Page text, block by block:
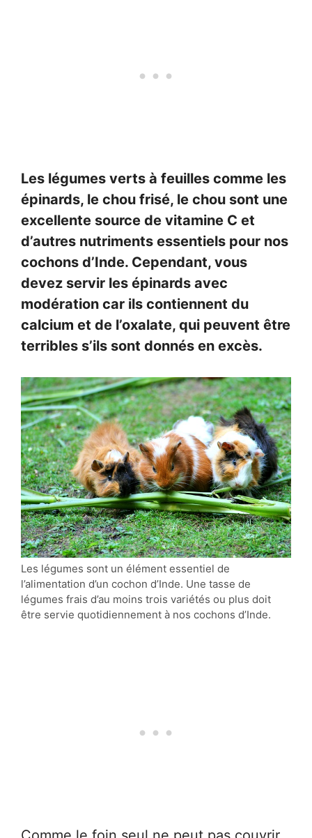
Les légumes verts à feuilles comme les
épinards, le chou frisé, le chou sont une
excellente source de vitamine C et
d’autres nutriments essentiels pour nos
cochons d’Inde. Cependant, vous
devez servir les épinards avec
modération car ils contiennent du
calcium et de l’oxalate, qui peuvent être
terribles s’ils sont donnés en excès.
Les légumes sont un élément essentiel de
l’alimentation d’un cochon d’Inde. Une tasse de
légumes frais d’au moins trois variétés ou plus doit
être servie quotidiennement à nos cochons d’Inde.